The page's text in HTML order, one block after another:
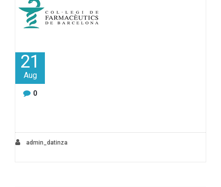
21
Aug
0
admin_datinza